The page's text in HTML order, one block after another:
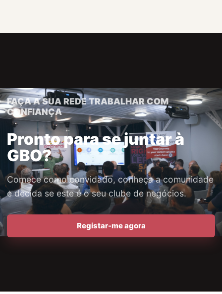
FAÇA A SUA REDE TRABALHAR COM
CONFIANÇA
Pronto para se juntar à
GBO?
Comece como convidado, conheça a comunidade
e decida se este é o seu clube de negócios.
Registar-me agora